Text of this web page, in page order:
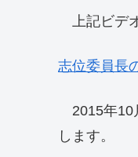
上記ビデ
志位委員長
2015年10
します。